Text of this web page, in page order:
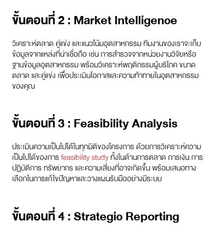
ขั้นตอนที่ 2 : Market Intelligence
วิเคราะห์ตลาด คู่แข่ง และแนวโน้มอุตสาหกรรม ทีมงานของเราจะเก็บ
ข้อมูลจากแหล่งที่น่าเชื่อถือ เช่น การสำรวจจากหน่วยงานวิจัยหรือ
ฐานข้อมูลอุตสาหกรรม พร้อมวิเคราะห์พฤติกรรมผู้บริโภค ขนาด
ตลาด และคู่แข่ง เพื่อประเมินโอกาสและความท้าทายในอุตสาหกรรม
ของคุณ
ขั้นตอนที่ 3 : Feasibility Analysis
ประเมินความเป็นไปได้ในทุกมิติของโครงการ ด้วยการวิเคราะห์ความ
เป็นไปได้ของการfeasibility studyทั้งในด้านการตลาด การเงิน การ
ปฏิบัติการ ทรัพยากร และความเสี่ยงที่อาจเกิดขึ้น พร้อมเสนอทาง
เลือกในการแก้ไขปัญหาและวางแผนรับมืออย่างมีระบบ
ขั้นตอนที่ 4 : Strategic Reporting